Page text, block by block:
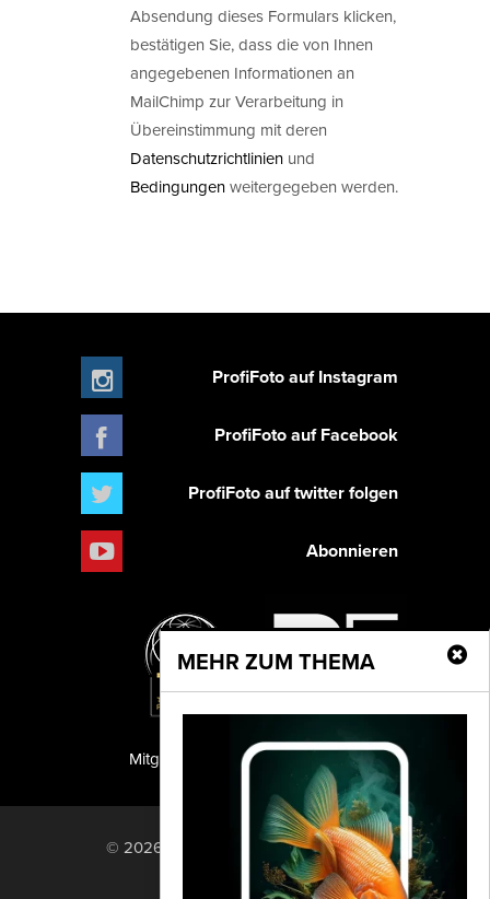
Absendung dieses Formulars klicken,
bestätigen Sie, dass die von Ihnen
angegebenen Informationen an
MailChimp zur Verarbeitung in
Übereinstimmung mit deren
Datenschutzrichtlinien und
Bedingungenweitergegeben werden.
MEHR ZUM THEMA
ProfiFoto auf Instagram
ProfiFoto auf Facebook
ProfiFoto auf twitter folgen
Abonnieren
PF Publishing GmbH
Mitglied der TIPA
© 2026 PF Publishing GmbH. All rights
reserved.